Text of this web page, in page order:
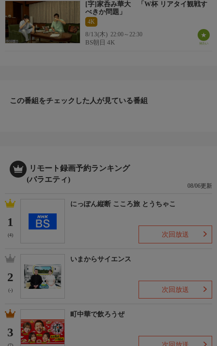
初回放送日
2026/8/13
人。居酒屋ではなく、家呑みだからこそ出るリラックスした博多
制作
※この番組は２Ｋをアップコンバートした番組です
[字]家呑み華大 「W杯 リアタイ観戦す
べきか問題」
4K
8/13(木) 22:00～22:30
BS朝日 4K
この番組をチェックした人が見ている番組
リモート録画予約ランキング
(バラエティ)
08/06更新
1
(4)
にっぽん縦断 こころ旅 とうちゃこ
次回放送
2
(-)
いまからサイエンス
次回放送
3
町中華で飲ろうぜ